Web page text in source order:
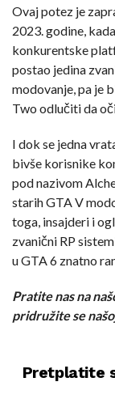
Ovaj potez je
2023. godine,
konkurentske
postao jedina
modovanje, pa je
Two odlučiti da
I dok se jedna
bivše korisnike
pod nazivom
starih GTA V
toga, insajderi i
zvanični RP
u GTA 6 znatno
Pratite nas na
pridružite se
Pretplatite